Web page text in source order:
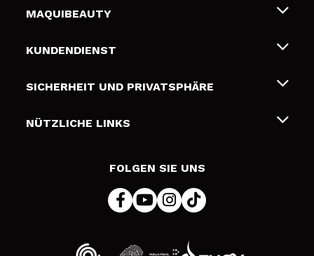
MAQUIBEAUTY
Über uns
Geschenkkarten
KUNDENDIENST
Liefer- und Versandkosten
Zahlung
SICHERHEIT UND PRIVATSPHÄRE
Bedingungen und Datenschutz
NÜTZLICHE LINKS
FOLGEN SIE UNS